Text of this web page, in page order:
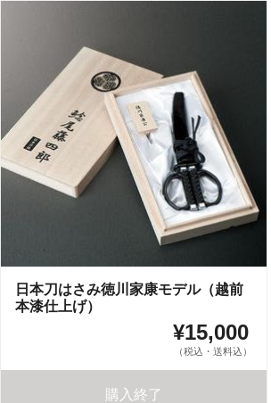
日本刀はさみ徳川家康モデル（越前
本漆仕上げ）
¥15,000
（税込・送料込）
購入終了